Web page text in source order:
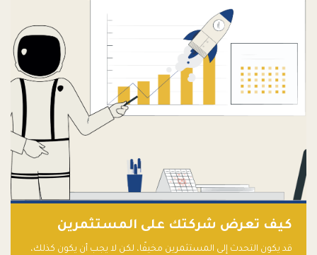
كيف تعرض شركتك على المستثمرين
قد يكون التحدث إلى المستثمرين مخيفًا، لكن لا يجب أن يكون كذلك،